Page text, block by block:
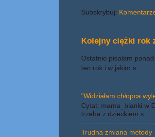
Subskrybuj:
Kolejny ciężki rok
Ostatnio pisałam
ten rok i w jakim s...
"Widziałam chłopca
Cytat: mama_blanki w
trzeba z dzieckiem s...
Trudna zmiana metody